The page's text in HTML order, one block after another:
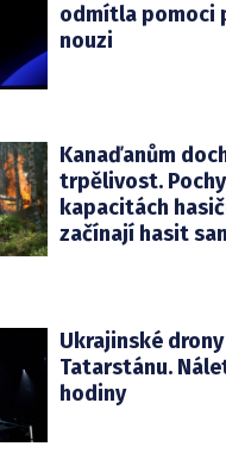
odmítla pomoci
nouzi
Kanaďanům
trpělivost.
kapacitách
začínají hasit
Ukrajinské
Tatarstánu.
hodiny